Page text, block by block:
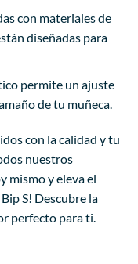
con materiales de
diseñadas para
permite un ajuste
de tu muñeca.
con la calidad y tu
nuestros
mismo y eleva el
S! Descubre la
perfecto para ti.